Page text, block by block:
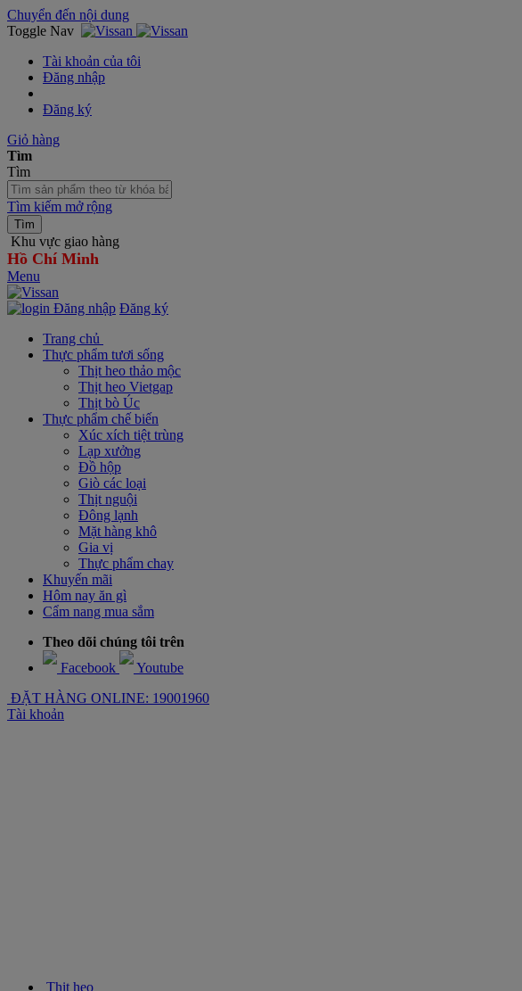
Chuyển đến nội dung
Toggle Nav
Tài khoản của tôi
Đăng nhập
Đăng ký
Giỏ hàng
Tìm
Tìm
Tìm kiếm mở rộng
Tìm
Khu vực giao hàng
Hồ Chí Minh
Menu
Đăng nhập Đăng ký
Trang chủ
Thực phẩm tươi sống
Thịt heo thảo mộc
Thịt heo Vietgap
Thịt bò Úc
Thực phẩm chế biến
Xúc xích tiệt trùng
Lạp xưởng
Đồ hộp
Giò các loại
Thịt nguội
Đông lạnh
Mặt hàng khô
Gia vị
Thực phẩm chay
Khuyến mãi
Hôm nay ăn gì
Cẩm nang mua sắm
Theo dõi chúng tôi trên
Facebook
Youtube
ĐẶT HÀNG ONLINE: 19001960
Tài khoản
Thịt heo